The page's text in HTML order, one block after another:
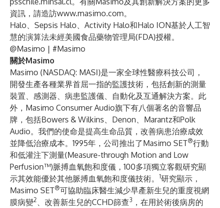
資訊，請造訪www.masimo.com。
Halo、Sepsis Halo、Activity Halo和Halo ION基於人工智
慧的演算法未經美國食品藥物管理局(FDA)授權。
@Masimo | #Masimo
關於Masimo
Masimo (NASDAQ: MASI)是一家全球性醫療科技公司，
開發生產各種業界首屈一指的監護技術，包括創新的測量
裝置、感測器、病患監護儀、自動化及互通解決方案。此
外，Masimo Consumer Audio旗下有八個著名的音響品
牌，包括Bowers & Wilkins、Denon、Marantz和Polk
Audio。我們的使命是提高生命品質，改善病患治療成效
並降低治療成本。1995年，公司推出了Masimo SET®行動
和低灌注下測量(Measure-through Motion and Low
Perfusion™)脈搏血氧飽和度儀，100多項獨立客觀研究顯
示其效能優於其他脈搏血氧飽和度儀技術。
1研究顯示，
Masimo SET®可協助臨床醫生減少早產新生兒的重度視網
膜病變2 、改善新生兒的CCHD篩查3 ，在用於術後病房的